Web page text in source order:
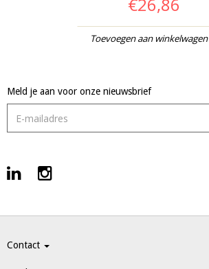
Toevoegen aan winkelwagen
Meld je aan voor onze nieuwsbrief
Contact